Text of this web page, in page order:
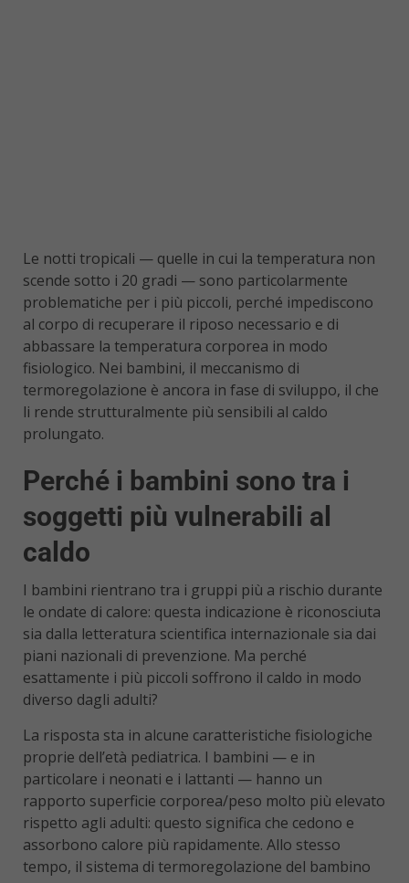
Le notti tropicali — quelle in cui la temperatura non
scende sotto i 20 gradi — sono particolarmente
problematiche per i più piccoli, perché impediscono
al corpo di recuperare il riposo necessario e di
abbassare la temperatura corporea in modo
fisiologico. Nei bambini, il meccanismo di
termoregolazione è ancora in fase di sviluppo, il che
li rende strutturalmente più sensibili al caldo
prolungato.
Perché i bambini sono tra i
soggetti più vulnerabili al
caldo
I bambini rientrano tra i gruppi più a rischio durante
le ondate di calore: questa indicazione è riconosciuta
sia dalla letteratura scientifica internazionale sia dai
piani nazionali di prevenzione. Ma perché
esattamente i più piccoli soffrono il caldo in modo
diverso dagli adulti?
La risposta sta in alcune caratteristiche fisiologiche
proprie dell’età pediatrica. I bambini — e in
particolare i neonati e i lattanti — hanno un
rapporto superficie corporea/peso molto più elevato
rispetto agli adulti: questo significa che cedono e
assorbono calore più rapidamente. Allo stesso
tempo, il sistema di termoregolazione del bambino